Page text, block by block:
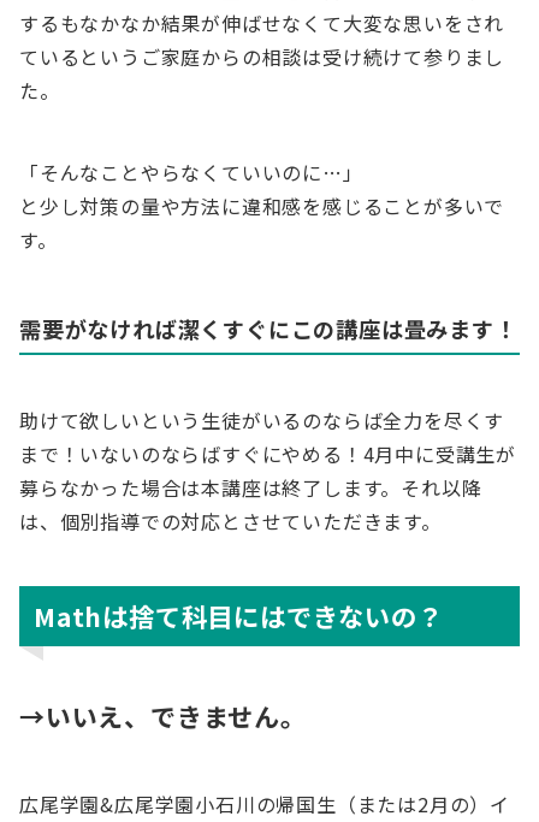
するもなかなか結果が伸ばせなくて大変な思いをされ
ているというご家庭からの相談は受け続けて参りまし
た。
「そんなことやらなくていいのに…」
と少し対策の量や方法に違和感を感じることが多いで
す。
需要がなければ潔くすぐにこの講座は畳みます！
助けて欲しいという生徒がいるのならば全力を尽くす
まで！いないのならばすぐにやめる！4月中に受講生が
募らなかった場合は本講座は終了します。それ以降
は、個別指導での対応とさせていただきます。
Mathは捨て科目にはできないの？
→いいえ、できません。
広尾学園&広尾学園小石川の帰国生（または2月の）イ